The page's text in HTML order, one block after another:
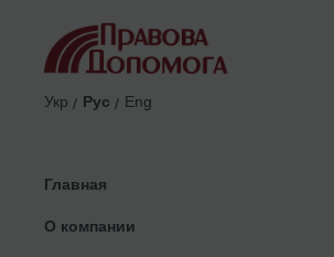
Укр Рус Eng
Главная
О компании